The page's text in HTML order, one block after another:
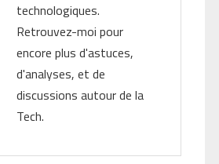
technologiques.
Retrouvez-moi pour
encore plus d'astuces,
d'analyses, et de
discussions autour de la
Tech.